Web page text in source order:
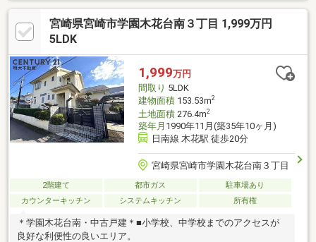
宮崎県宮崎市学園木花台南３丁目 1,999万円
5LDK
1,999万円
間取り 5LDK
建物面積153.53m2
土地面積276.4m2
築年月 1990年11月(築35年10ヶ月)
日南線 木花駅 徒歩20分
宮崎県宮崎市学園木花台南３丁目
2階建て 都市ガス
駐車場あり
カウンターキッチン
システムキッチン 所有権
＊学園木花台南・中古戸建＊■小学校、中学校までのアクセスが
良好な利便性の良いエリア。